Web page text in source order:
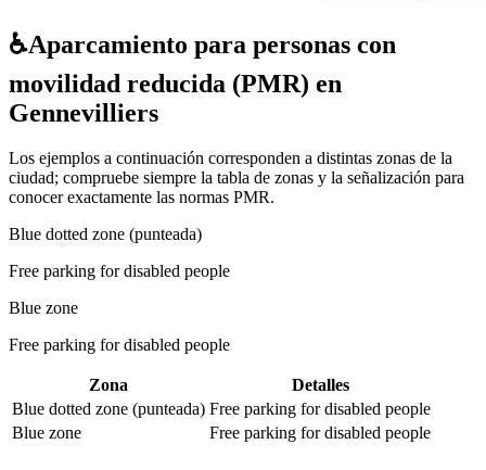
♿Aparcamiento para personas con
movilidad reducida (PMR) en
Gennevilliers
Los ejemplos a continuación corresponden a distintas zonas de la
ciudad; compruebe siempre la tabla de zonas y la señalización para
conocer exactamente las normas PMR.
Blue dotted zone (punteada)
Free parking for disabled people
Blue zone
Free parking for disabled people
Zona
Detalles
Blue dotted zone (punteada) Free parking for disabled people
Blue zone
Free parking for disabled people